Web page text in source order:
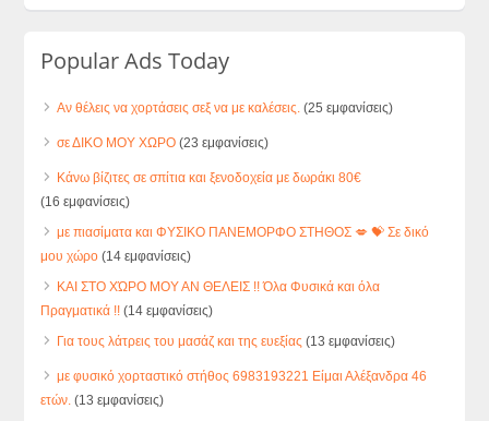
Popular Ads Today
Αν θέλεις να χορτάσεις σεξ να με καλέσεις. (25 εμφανίσεις)
σε ΔΙΚΟ ΜΟΥ ΧΩΡΟ (23 εμφανίσεις)
Κάνω βίζιτες σε σπίτια και ξενοδοχεία με δωράκι 80€
(16 εμφανίσεις)
με πιασίματα και ΦΥΣΙΚΟ ΠΑΝΕΜΟΡΦΟ ΣΤΗΘΟΣ 💋 💝 Σε δικό
μου χώρο (14 εμφανίσεις)
ΚΑΙ ΣΤΟ ΧΏΡΟ ΜΟΥ ΑΝ ΘΕΛΕΙΣ !! Όλα Φυσικά και όλα
Πραγματικά !! (14 εμφανίσεις)
Για τους λάτρεις του μασάζ και της ευεξίας (13 εμφανίσεις)
με φυσικό χορταστικό στήθος 6983193221 Είμαι Αλέξανδρα 46
ετών. (13 εμφανίσεις)